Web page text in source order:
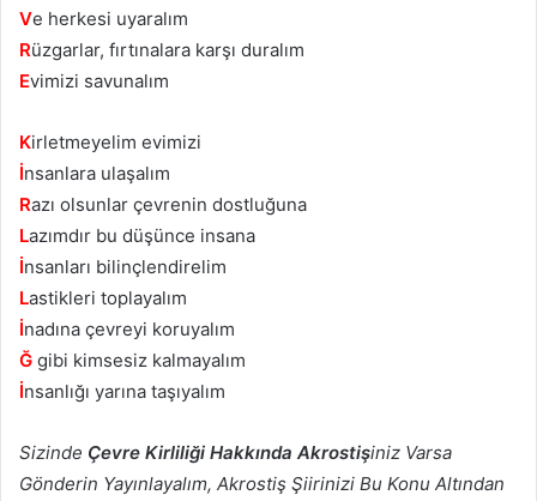
Ve herkesi uyaralım
Rüzgarlar, fırtınalara karşı duralım
Evimizi savunalım
Kirletmeyelim evimizi
İnsanlara ulaşalım
Razı olsunlar çevrenin dostluğuna
Lazımdır bu düşünce insana
İnsanları bilinçlendirelim
Lastikleri toplayalım
İnadına çevreyi koruyalım
Ğ gibi kimsesiz kalmayalım
İnsanlığı yarına taşıyalım
Sizinde Çevre Kirliliği Hakkında Akrostişiniz Varsa
Gönderin Yayınlayalım, Akrostiş Şiirinizi Bu Konu Altından